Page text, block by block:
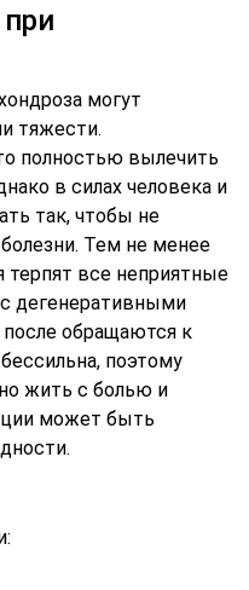
могут
тяжести.
полностью вылечить
в силах человека и
так, чтобы не
Тем не менее
терпят все неприятные
дегенеративными
обращаются к
поэтому
жить с болью и
может быть